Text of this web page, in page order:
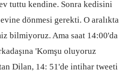
tuttu kendine. Sonra kedisini
dönmesi gerekti. O aralıkta
bilmiyoruz. Ama saat 14:00'da
'Komşu oluyoruz
Dilan, 14: 51'de intihar tweeti